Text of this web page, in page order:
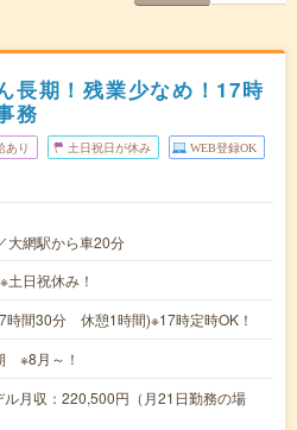
長期！残業少なめ！17時
務
あり 土日祝日が休み WEB登録OK
大網駅から車20分
日祝休み！
時間30分 休憩1時間)※17時定時OK！
※8月～！
月収：220,500円（月21日勤務の場